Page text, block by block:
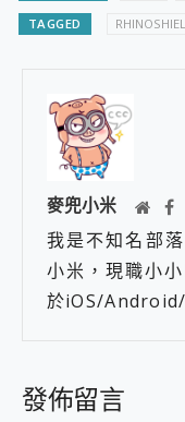
TAGGED
麥兜小米
我是不知名部
小米，現職小
於iOS/Android/
發佈留言